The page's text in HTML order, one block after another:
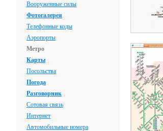
Вооруженные силы
Фотогалерея
Телефонные коды
Аэропорты
Метро
Карты
Посольства
Погода
Разговорник
Сотовая связь
Интернет
Автомобильные номера